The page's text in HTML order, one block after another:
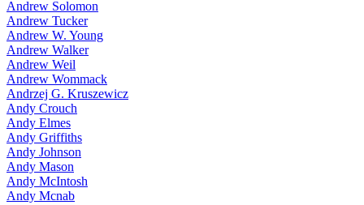
Andrew Solomon
Andrew Tucker
Andrew W. Young
Andrew Walker
Andrew Weil
Andrew Wommack
Andrzej G. Kruszewicz
Andy Crouch
Andy Elmes
Andy Griffiths
Andy Johnson
Andy Mason
Andy McIntosh
Andy Mcnab